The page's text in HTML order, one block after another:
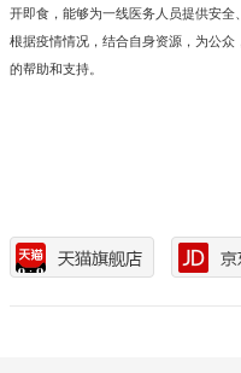
开即食，能够为一线医务人员提供安
根据疫情情况，结合自身资源，为公
的帮助和支持。